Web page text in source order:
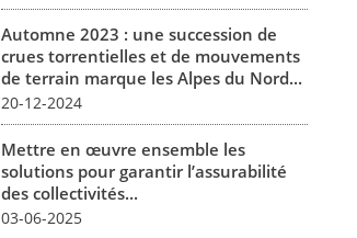
Automne 2023 : une succession de
crues torrentielles et de mouvements
de terrain marque les Alpes du Nord...
20-12-2024
Mettre en œuvre ensemble les
solutions pour garantir l’assurabilité
des collectivités...
03-06-2025